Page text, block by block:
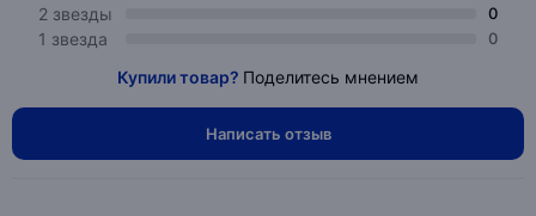
2 звезды 0
1 звезда 0
Купили товар? Поделитесь мнением
Написать отзыв